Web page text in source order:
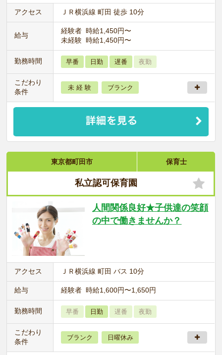
アクセス ＪＲ横浜線 町田 徒歩 10分
給与
経験者 時給1,450円〜
未経験 時給1,450円〜
勤務時間 早番 日勤 遅番 夜勤
こだわり
条件
未 経 験 ブランク
東京都町田市 保育士
私立認可保育園
人間関係良好★子供達の笑顔
の中で働きませんか？
アクセス ＪＲ横浜線 町田 バス 10分
給与 経験者 時給1,600円〜1,650円
勤務時間 早番 日勤 遅番 夜勤
こだわり
条件
ブランク 日曜休み